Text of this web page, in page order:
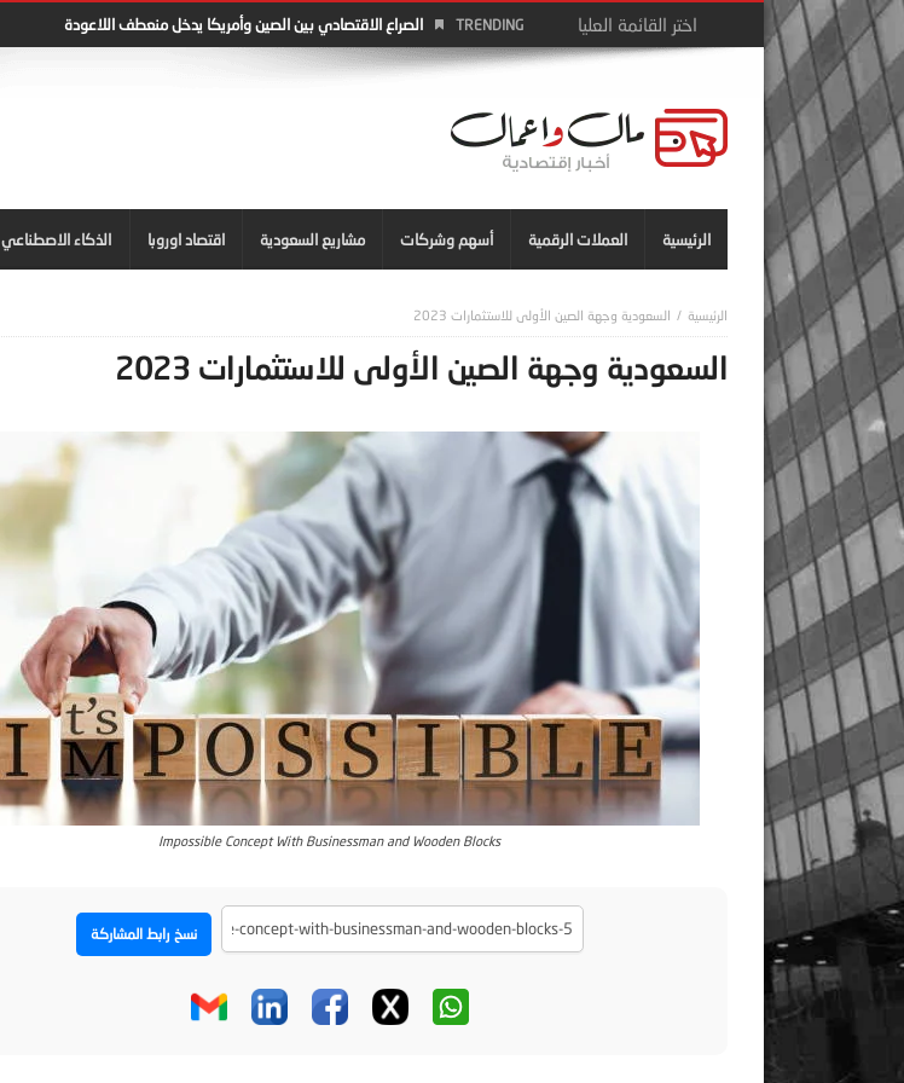
TRENDING الصراع الاقتصادي بين الصين وأمريكا يدخل منعطف اللاعودة
الرئيسية العملات الرقمية أسهم وشركات مشاريع السعودية اقتصاد اوروبا الذكاء الاصطناعي
السعودية وجهة الصين الأولى للاستثمارات 2023
السعودية وجهة الصين الأولى للاستثمارات 2023
Impossible Concept With Businessman and Wooden Blocks
نسخ رابط المشاركة